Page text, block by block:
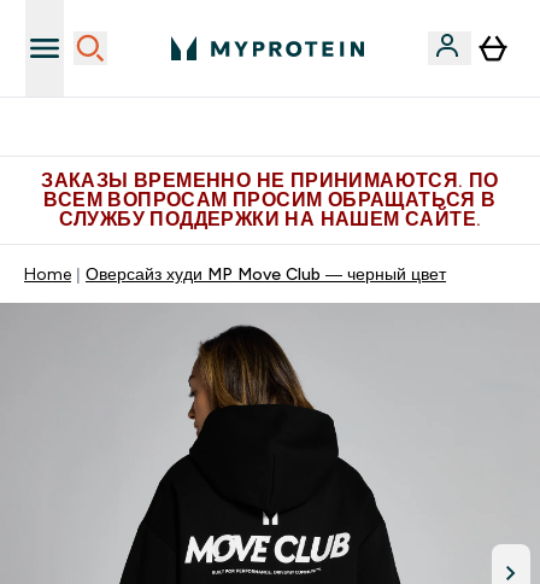
ЗАКАЗЫ ВРЕМЕННО НЕ ПРИНИМАЮТСЯ. ПО
ВСЕМ ВОПРОСАМ ПРОСИМ ОБРАЩАТЬСЯ В
СЛУЖБУ ПОДДЕРЖКИ НА НАШЕМ САЙТЕ.
Home Оверсайз худи MP Move Club ― черный цвет